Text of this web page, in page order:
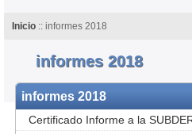
Inicio:: informes 2018
informes 2018
informes 2018
Certificado Informe a la